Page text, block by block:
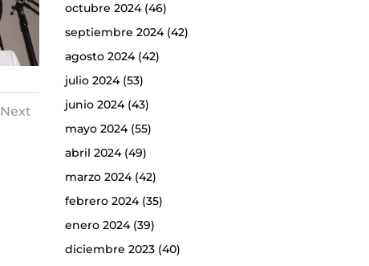
Next
octubre 2024(46)
septiembre 2024(42)
agosto 2024(42)
julio 2024(53)
junio 2024(43)
mayo 2024(55)
abril 2024(49)
marzo 2024(42)
febrero 2024(35)
enero 2024(39)
diciembre 2023(40)